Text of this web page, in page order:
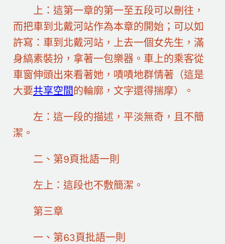
上：這第一章的第一至五段可以刪往，
而把車到北戴河站作為本章的開始；可以如
許寫：車到北戴河站，上去一個女先生，滿
身縞素裝扮，拿著一包樂器。車上的乘客從
車窗伸頭出來看著她，嘖嘖地群情著（這是
大要共享空間的輪廓，文字還得揣摩）。
左：這一段的描述，平淡無奇，且不簡
潔。
二、第9頁批語一則
左上：這段也不敷簡潔。
第三章
一、第63頁批語一則